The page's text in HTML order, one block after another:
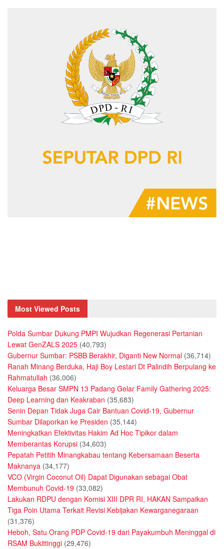
Most Viewed Posts
Polda Sumbar Dukung PMPI Wujudkan Regenerasi Pertanian
Lewat GenZALS 2025 (40,793)
Gubernur Sumbar: PSBB Berakhir, Diganti New Normal (36,714)
Ranah Minang Berduka, Haji Boy Lestari Dt Palindih Berpulang ke
Rahmatullah (36,006)
Keluarga Besar SMPN 13 Padang Gelar Family Gathering 2025:
Deep Learning dan Keakraban (35,683)
Senin Depan Tidak Juga Cair Bantuan Covid-19, Gubernur
Sumbar Dilaporkan ke Presiden (35,144)
Meningkatkan Efektivitas Hakim Ad Hoc Tipikor dalam
Memberantas Korupsi (34,603)
Pepatah Petitih Minangkabau tentang Kebersamaan Beserta
Maknanya (34,177)
VCO (Virgin Coconut Oil) Dapat Digunakan sebagai Obat
Membunuh Covid-19 (33,082)
Lakukan RDPU dengan Komisi XIII DPR RI, HAKAN Sampaikan
Tiga Poin Utama Terkait Revisi Kebijakan Kewarganegaraan
(31,376)
Heboh, Satu Orang PDP Covid-19 dari Payakumbuh Meninggal di
RSAM Bukittinggi (29,476)